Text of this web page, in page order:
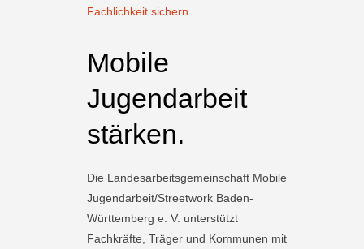
Fachlichkeit sichern.
Mobile
Jugendarbeit
stärken.
Die Landesarbeitsgemeinschaft Mobile
Jugendarbeit/Streetwork Baden-
Württemberg e. V. unterstützt
Fachkräfte, Träger und Kommunen mit